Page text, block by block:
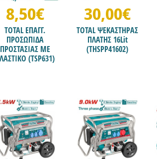
8,50€
TOTAL ΕΠΑΓΓ.
ΠΡΟΣΩΠΙΔΑ
ΠΡΟΣΤΑΣΙΑΣ ΜΕ
(TSP631)
30,00€
TOTAL ΨΕΚΑΣΤΗΡΑΣ
ΠΛΑΤΗΣ 16Lit
(THSPP41602)